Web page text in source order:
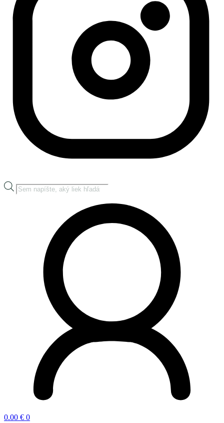
Products
search
0.00 € 0